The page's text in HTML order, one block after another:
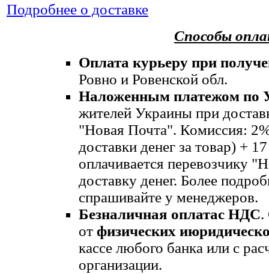
Подробнее о доставке
Способы
Оплата курьеру при
Ровно и Ровенской обл.
Наложенным платежом по
жителей Украины при
"Новая Почта". Комиссия:
доставки денег за товар) +
оплачивается перевозчику
доставку денег. Более
спрашивайте у менеджеров.
Безналичная оплатас НДС.
от физических и
кассе любого банка или с
организации.